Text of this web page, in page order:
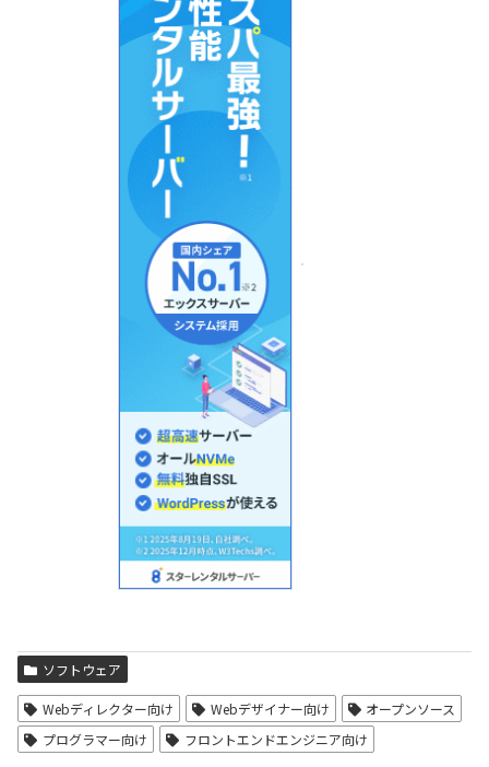
ソフトウェア
Webディレクター向け Webデザイナー向け
オープンソース
プログラマー向け
フロントエンドエンジニア向け